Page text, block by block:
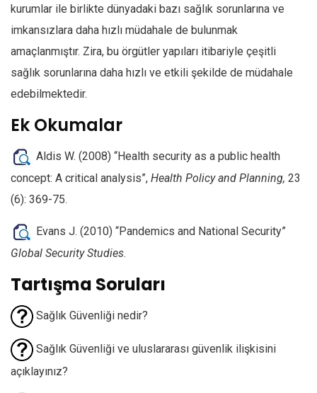
kurumlar ile birlikte dünyadaki bazı sağlık sorunlarına ve
imkansızlara daha hızlı müdahale de bulunmak
amaçlanmıştır. Zira, bu örgütler yapıları itibariyle çeşitli
sağlık sorunlarına daha hızlı ve etkili şekilde de müdahale
edebilmektedir.
Ek Okumalar
Aldis W. (2008) “Health security as a public health
concept: A critical analysis”, Health Policy and Planning, 23
(6): 369-75.
Evans J. (2010) “Pandemics and National Security”
Global Security Studies.
Tartışma Soruları
Sağlık Güvenliği nedir?
Sağlık Güvenliği ve uluslararası güvenlik ilişkisini
açıklayınız?